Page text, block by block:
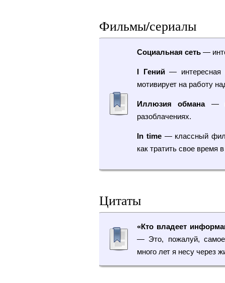
Фильмы/сериалы
Социальная сеть —
I Гений— интересная
мотивирует на работу
Иллюзия обмана—
разоблачениях.
In time— классный
как тратить свое время
Цитаты
«Кто владеет
— Это, пожалуй, самое
много лет я несу через